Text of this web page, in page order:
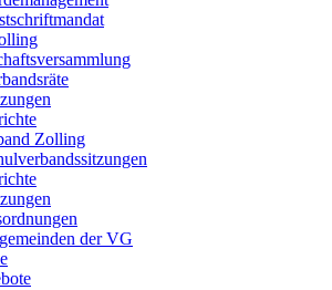
Zolling
der VG